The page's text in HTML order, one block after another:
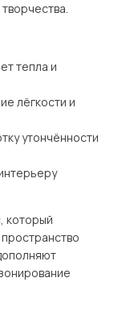
тепла и
лёгкости и
утончённости
который